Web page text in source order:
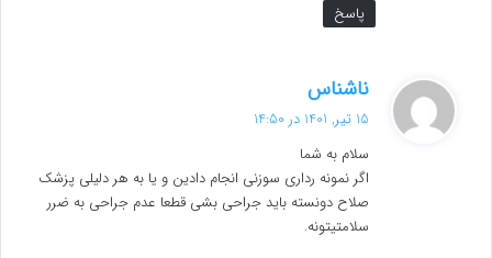
پاسخ
ناشناس
ف
:
15 تیر, 1401 در 14:50
سلام به شما
اگر نمونه ‌رداری سوزنی انجام دادین و یا به هر دلیلی پزشک
صلاح دونسته باید جراحی بشی قطعا عدم جراحی به ضرر
سلامتیتونه.